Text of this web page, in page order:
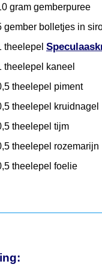
gram gemberpuree
gember bolletjes in
theelepel
theelepel kaneel
theelepel piment
theelepel kruidnagel
theelepel tijm
theelepel rozemarijn
theelepel foelie